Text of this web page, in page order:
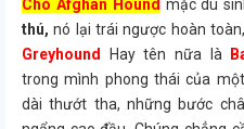
Chó Afghan Hound mặc dù
thú, nó lại trái ngược hoàn
Greyhound
Hay tên nữa là
trong mình phong thái của
dài thướt tha, những bước